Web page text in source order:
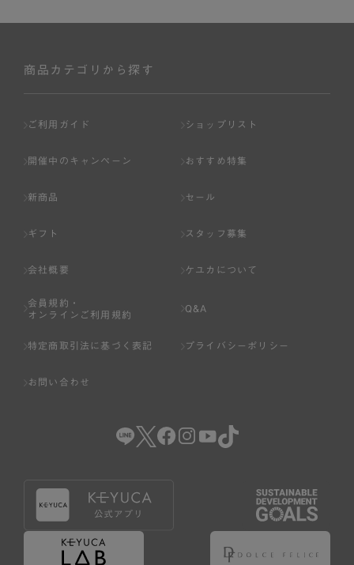
商品カテゴリから探す
ご利用ガイド ショップリスト
開催中のキャンペーン おすすめ特集
新商品 セール
ギフト スタッフ募集
会社概要 ケユカについて
会員規約・
オンラインご利用規約
Q&A
特定商取引法に基づく表記 プライバシーポリシー
お問い合わせ